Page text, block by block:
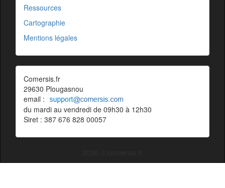
Ressources
Cartographie
Mentions légales
Comersis.fr
29630 Plougasnou
email :
du mardi au vendredi de 09h30 à 12h30
Siret : 387 676 828 00057